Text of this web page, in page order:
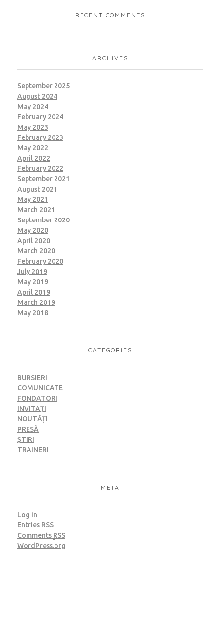
RECENT COMMENTS
ARCHIVES
September 2025
August 2024
May 2024
February 2024
May 2023
February 2023
May 2022
April 2022
February 2022
September 2021
August 2021
May 2021
March 2021
September 2020
May 2020
April 2020
March 2020
February 2020
July 2019
May 2019
April 2019
March 2019
May 2018
CATEGORIES
BURSIERI
COMUNICATE
FONDATORI
INVITAȚI
NOUTĂȚI
PRESĂ
ȘTIRI
TRAINERI
META
Log in
Entries RSS
Comments RSS
WordPress.org